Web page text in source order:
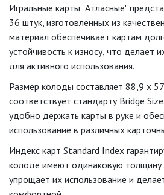
Игральные карты "Атласные"
36 штук, изготовленных из
материал обеспечивает картам
устойчивость к износу, что делает
для активного использования.
Размер колоды составляет 88,9 х
соответствует стандарту Bridge
удобно держать карты в руке и
использование в различных
Индекс карт Standard Index
колоде имеют одинаковую толщину
упрощает их использование и